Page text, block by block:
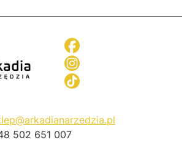
502 651 007